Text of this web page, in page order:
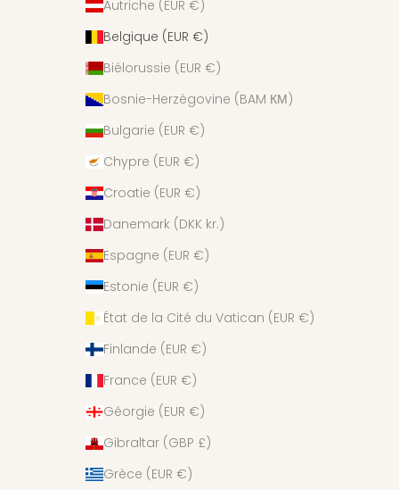
Autriche (EUR €)
Belgique (EUR €)
Biélorussie (EUR €)
Bosnie-Herzégovine (BAM КМ)
Bulgarie (EUR €)
Chypre (EUR €)
Croatie (EUR €)
Danemark (DKK kr.)
Espagne (EUR €)
Estonie (EUR €)
État de la Cité du Vatican (EUR €)
Finlande (EUR €)
France (EUR €)
Géorgie (EUR €)
Gibraltar (GBP £)
Grèce (EUR €)